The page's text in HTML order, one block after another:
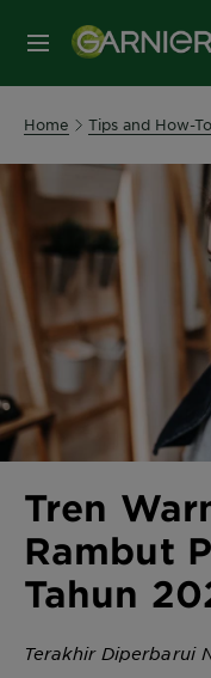
MENU
Home Tips and How-
Tren
Rambut
Tahun
Terakhir Diperbarui